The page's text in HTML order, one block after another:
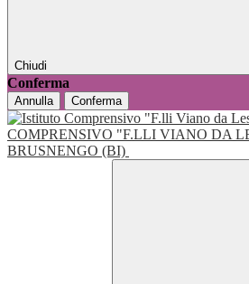
Chiudi
Conferma
Annulla Conferma
COMPRENSIVO "F.LLI VIANO DA
BRUSNENGO (BI)